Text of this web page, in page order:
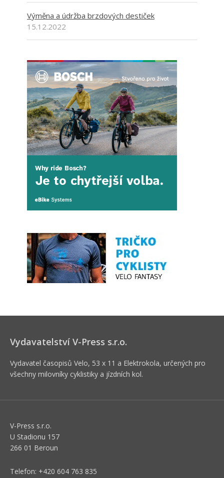
Výměna a údržba brzdových destiček
15.12.2022
Vydavatelství V-Press s.r.o.
Vydavatel časopisů Velo, 53 x 11 a Elektrokola, určených pro
všechny milovníky cyklistiky a jízdních kol.
V-Press s.r.o.
U Stadionu 157
266 01 Beroun
Telefon: +420 604 763 835